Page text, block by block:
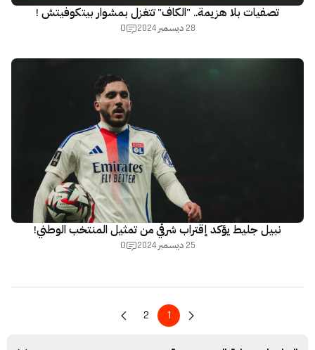
تصفيات بلا هزيمة.. "الكاف" تتغزل بمشوار بيتكوفيتش !
28 ديسمبر 2024 0
نبيل جليط يؤكد إقتراب شرقي من تمثيل المنتخب الوطني!
25 ديسمبر 2024 0
1
2